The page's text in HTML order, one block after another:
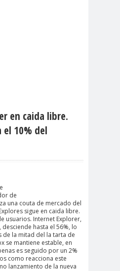
en caida libre.
el 10% del
de
una couta de mercado del
sigue en caida libre.
usuarios. Internet Explorer,
hasta el 56%, lo
de la mitad del la tarta de
se mantiene estable, en
es seguido por un 2%
como reacciona este
lanzamiento de la nueva